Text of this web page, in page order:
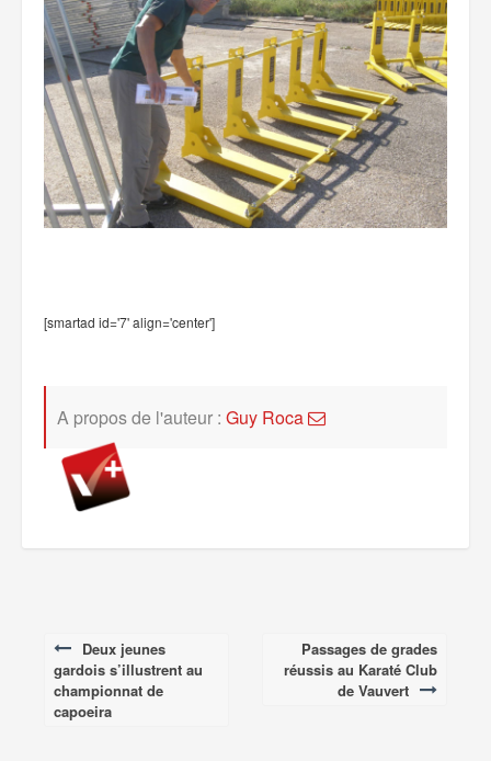
[smartad id='7' align='center']
A propos de l'auteur : Guy Roca
Post
navigation
Deux jeunes
gardois s’illustrent au
championnat de
capoeira
Passages de grades
réussis au Karaté Club
de Vauvert